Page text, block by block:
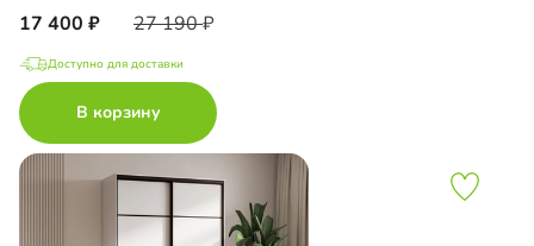
17 400 27 190
Доступно для доставки
В корзину